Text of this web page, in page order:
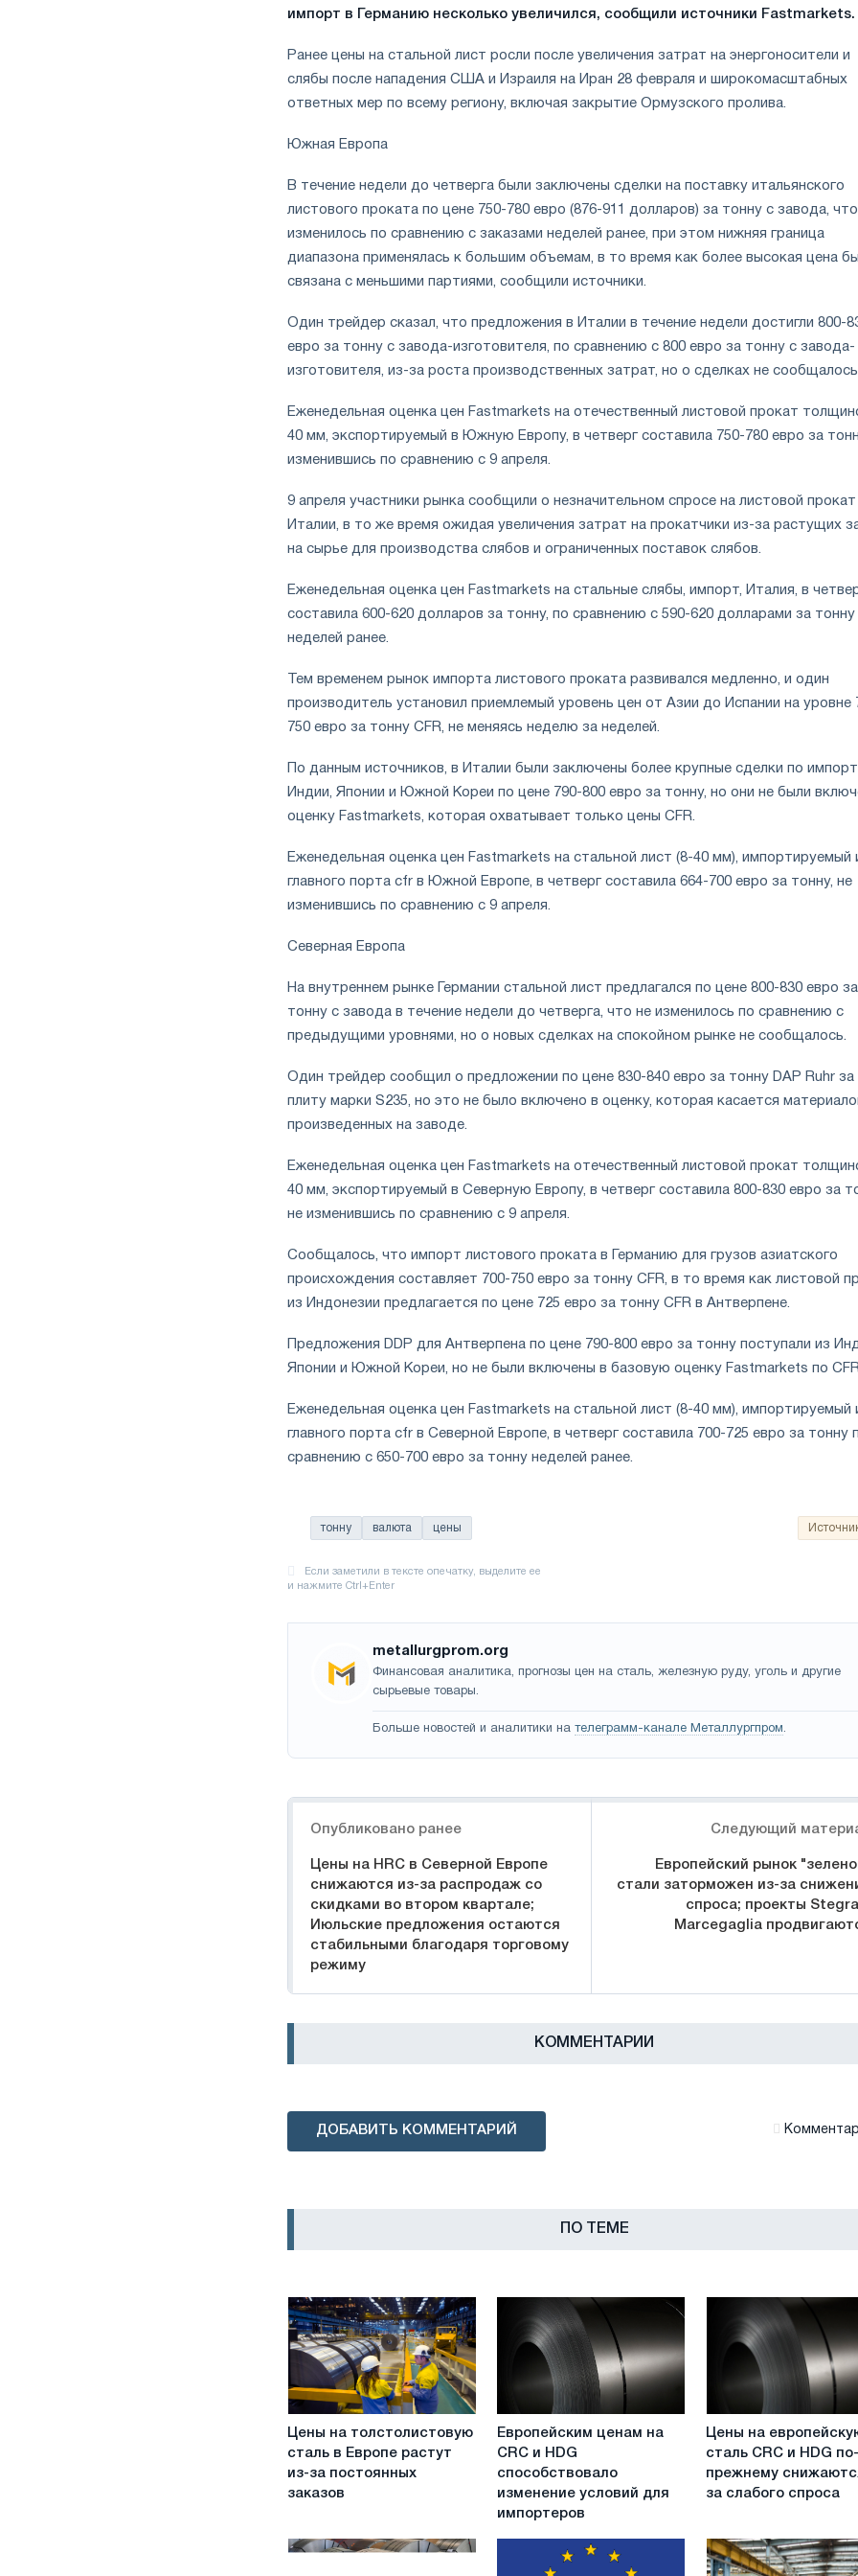
импорт в Германию несколько увеличился, сообщили источники Fastmarkets.
Ранее цены на стальной лист росли после увеличения затрат на энергоносители и
слябы после нападения США и Израиля на Иран 28 февраля и широкомасштабных
ответных мер по всему региону, включая закрытие Ормузского пролива.
Южная Европа
В течение недели до четверга были заключены сделки на поставку итальянского
листового проката по цене 750-780 евро (876-911 долларов) за тонну с завода,
изменилось по сравнению с заказами неделей ранее, при этом нижняя граница
диапазона применялась к большим объемам, в то время как более высокая цена
связана с меньшими партиями, сообщили источники.
Один трейдер сказал, что предложения в Италии в течение недели достигли 800-
евро за тонну с завода-изготовителя, по сравнению с 800 евро за тонну с завода-
изготовителя, из-за роста производственных затрат, но о сделках не сообщалось.
Еженедельная оценка цен Fastmarkets на отечественный листовой прокат
40 мм, экспортируемый в Южную Европу, в четверг составила 750-780 евро за
изменившись по сравнению с 9 апреля.
9 апреля участники рынка сообщили о незначительном спросе на листовой прокат
Италии, в то же время ожидая увеличения затрат на прокатчики из-за растущих
на сырье для производства слябов и ограниченных поставок слябов.
Еженедельная оценка цен Fastmarkets на стальные слябы, импорт, Италия, в
составила 600-620 долларов за тонну, по сравнению с 590-620 долларами за тонну
неделей ранее.
Тем временем рынок импорта листового проката развивался медленно, и один
производитель установил приемлемый уровень цен от Азии до Испании на уровне
750 евро за тонну CFR, не меняясь неделю за неделей.
По данным источников, в Италии были заключены более крупные сделки по
Индии, Японии и Южной Кореи по цене 790-800 евро за тонну, но они не были
оценку Fastmarkets, которая охватывает только цены CFR.
Еженедельная оценка цен Fastmarkets на стальной лист (8-40 мм), импортируемый
главного порта cfr в Южной Европе, в четверг составила 664-700 евро за тонну, не
изменившись по сравнению с 9 апреля.
Северная Европа
На внутреннем рынке Германии стальной лист предлагался по цене 800-830 евро за
тонну с завода в течение недели до четверга, что не изменилось по сравнению с
предыдущими уровнями, но о новых сделках на спокойном рынке не сообщалось.
Один трейдер сообщил о предложении по цене 830-840 евро за тонну DAP Ruhr за
плиту марки S235, но это не было включено в оценку, которая касается
произведенных на заводе.
Еженедельная оценка цен Fastmarkets на отечественный листовой прокат
40 мм, экспортируемый в Северную Европу, в четверг составила 800-830 евро за
не изменившись по сравнению с 9 апреля.
Сообщалось, что импорт листового проката в Германию для грузов азиатского
происхождения составляет 700-750 евро за тонну CFR, в то время как листовой
из Индонезии предлагается по цене 725 евро за тонну CFR в Антверпене.
Предложения DDP для Антверпена по цене 790-800 евро за тонну поступали из
Японии и Южной Кореи, но не были включены в базовую оценку Fastmarkets по CFR.
Еженедельная оценка цен Fastmarkets на стальной лист (8-40 мм), импортируемый
главного порта cfr в Северной Европе, в четверг составила 700-725 евро за тонну
сравнению с 650-700 евро за тонну неделей ранее.
тонну валюта цены
metallurgprom.org
Финансовая аналитика, прогнозы цен на сталь, железную руду, уголь и другие
сырьевые товары.
Больше новостей и аналитики на телеграмм-канале Металлургпром.
Опубликовано ранее
Цены на HRC в Северной Европе
снижаются из-за распродаж со
скидками во втором квартале;
Июльские предложения остаются
стабильными благодаря торговому
режиму
Следующий
Европейский рынок
стали заторможен из-за
спроса; проекты
Marcegaglia
КОММЕНТАРИИ
ДОБАВИТЬ КОММЕНТАРИЙ
ПО ТЕМЕ
на
толстолистовую
растут
Цены на толстолистовую
сталь в Европе растут
из-за постоянных
заказов
ценам
способствовало
изменение
Европейским ценам на
CRC и HDG
способствовало
изменение условий для
импортеров
на
сталь
HDG
по-
Цены на
сталь CRC и HDG по-
прежнему
за слабого спроса